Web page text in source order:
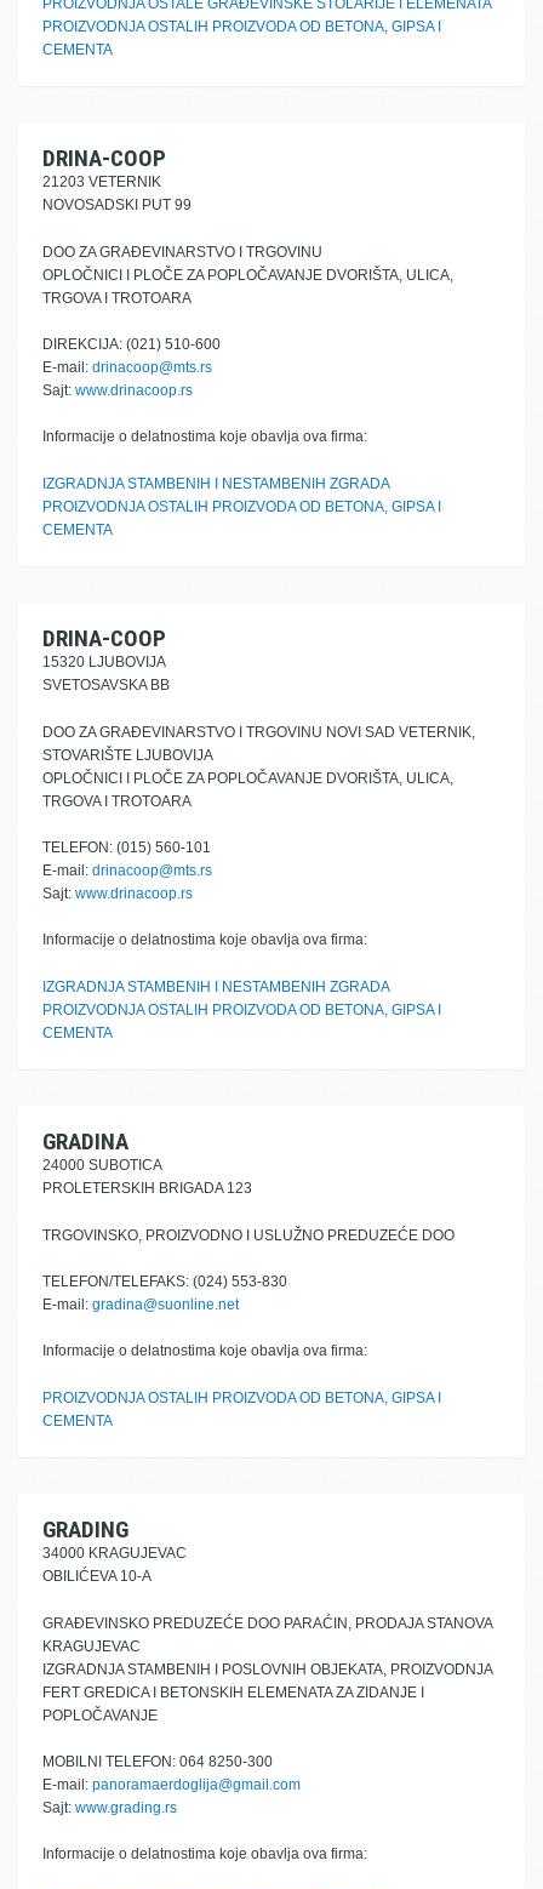
PROIZVODNJA OSTALE GRAĐEVINSKE STOLARIJE I ELEMENATA
PROIZVODNJA OSTALIH PROIZVODA OD BETONA, GIPSA I
CEMENTA
DRINA-COOP
21203 VETERNIK
NOVOSADSKI PUT 99
DOO ZA GRAĐEVINARSTVO I TRGOVINU
OPLOČNICI I PLOČE ZA POPLOČAVANJE DVORIŠTA, ULICA,
TRGOVA I TROTOARA
DIREKCIJA: (021) 510-600
E-mail: drinacoop@mts.rs
Sajt: www.drinacoop.rs
Informacije o delatnostima koje obavlja ova firma:
IZGRADNJA STAMBENIH I NESTAMBENIH ZGRADA
PROIZVODNJA OSTALIH PROIZVODA OD BETONA, GIPSA I
CEMENTA
DRINA-COOP
15320 LJUBOVIJA
SVETOSAVSKA BB
DOO ZA GRAĐEVINARSTVO I TRGOVINU NOVI SAD VETERNIK,
STOVARIŠTE LJUBOVIJA
OPLOČNICI I PLOČE ZA POPLOČAVANJE DVORIŠTA, ULICA,
TRGOVA I TROTOARA
TELEFON: (015) 560-101
E-mail: drinacoop@mts.rs
Sajt: www.drinacoop.rs
Informacije o delatnostima koje obavlja ova firma:
IZGRADNJA STAMBENIH I NESTAMBENIH ZGRADA
PROIZVODNJA OSTALIH PROIZVODA OD BETONA, GIPSA I
CEMENTA
GRADINA
24000 SUBOTICA
PROLETERSKIH BRIGADA 123
TRGOVINSKO, PROIZVODNO I USLUŽNO PREDUZEĆE DOO
TELEFON/TELEFAKS: (024) 553-830
E-mail: gradina@suonline.net
Informacije o delatnostima koje obavlja ova firma:
PROIZVODNJA OSTALIH PROIZVODA OD BETONA, GIPSA I
CEMENTA
GRADING
34000 KRAGUJEVAC
OBILIĆEVA 10-A
GRAĐEVINSKO PREDUZEĆE DOO PARAĆIN, PRODAJA STANOVA
KRAGUJEVAC
IZGRADNJA STAMBENIH I POSLOVNIH OBJEKATA, PROIZVODNJA
FERT GREDICA I BETONSKIH ELEMENATA ZA ZIDANJE I
POPLOČAVANJE
MOBILNI TELEFON: 064 8250-300
E-mail: panoramaerdoglija@gmail.com
Sajt: www.grading.rs
Informacije o delatnostima koje obavlja ova firma: